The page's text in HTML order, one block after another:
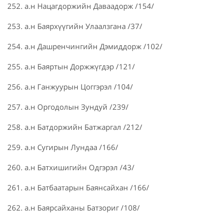
252. а.н Нацагдоржийн Даваадорж /154/
253. а.н Баярхүүгийн Улаалзгана /37/
254. а.н Дашренчингийн Дэмиддорж /102/
255. а.н Баяртын Доржжүгдэр /121/
256. а.н Ганжуурын Цоггэрэл /104/
257. а.н Оргодолын Зундуй /239/
258. а.н Батдоржийн Батжаргал /212/
259. а.н Сугирын Лундаа /166/
260. а.н Батхишигийн Одгэрэл /43/
261. а.н Батбаатарын Баянсайхан /166/
262. а.н Баярсайханы Батзориг /108/